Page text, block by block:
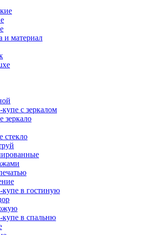
и материал
с зеркалом
зеркало
стекло
в гостиную
в спальню